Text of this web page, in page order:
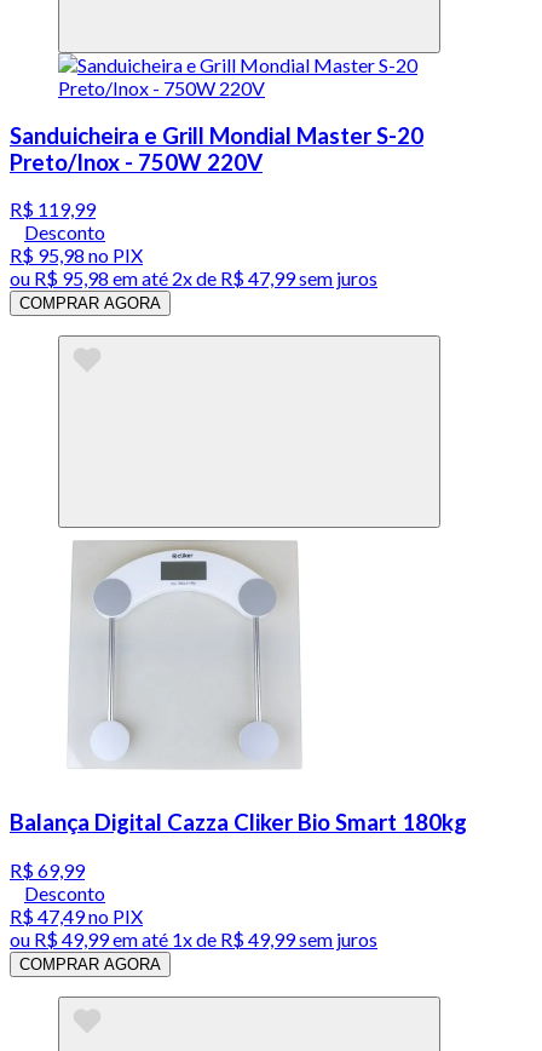
Sanduicheira e Grill Mondial Master S-20
Preto/Inox - 750W 220V
R$ 119,99
Desconto
R$ 95,98 no PIX
ou R$ 95,98 em até 2x de R$ 47,99 sem juros
COMPRAR AGORA
Balança Digital Cazza Cliker Bio Smart 180kg
R$ 69,99
Desconto
R$ 47,49no PIX
ou R$ 49,99em até 1x de R$ 49,99sem juros
COMPRAR AGORA